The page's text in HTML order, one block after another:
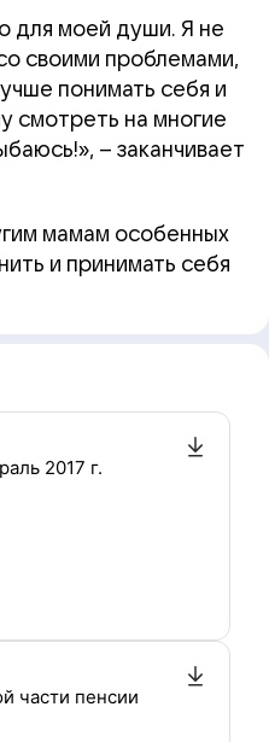
для моей души. Я не
своими проблемами,
понимать себя и
смотреть на многие
– заканчивает
мамам особенных
и принимать себя
2017 г.
части пенсии